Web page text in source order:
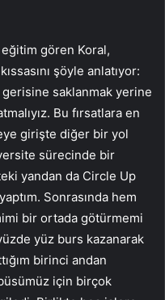
gören Koral,
şöyle anlatıyor:
gerisine saklanmak yerine
Bu fırsatlara en
girişte diğer bir yol
sürecinde bir
yandan da Circle Up
Sonrasında hem
bir ortada götürmemi
yüz burs kazanarak
birinci andan
için birçok